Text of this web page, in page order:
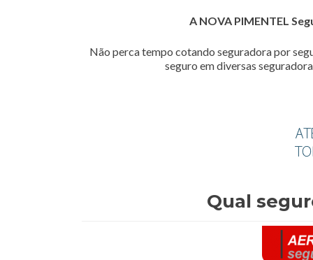
A NOVA PIMENTEL
Não perca tempo cotando seguradora por
seguro em diversas
Qual